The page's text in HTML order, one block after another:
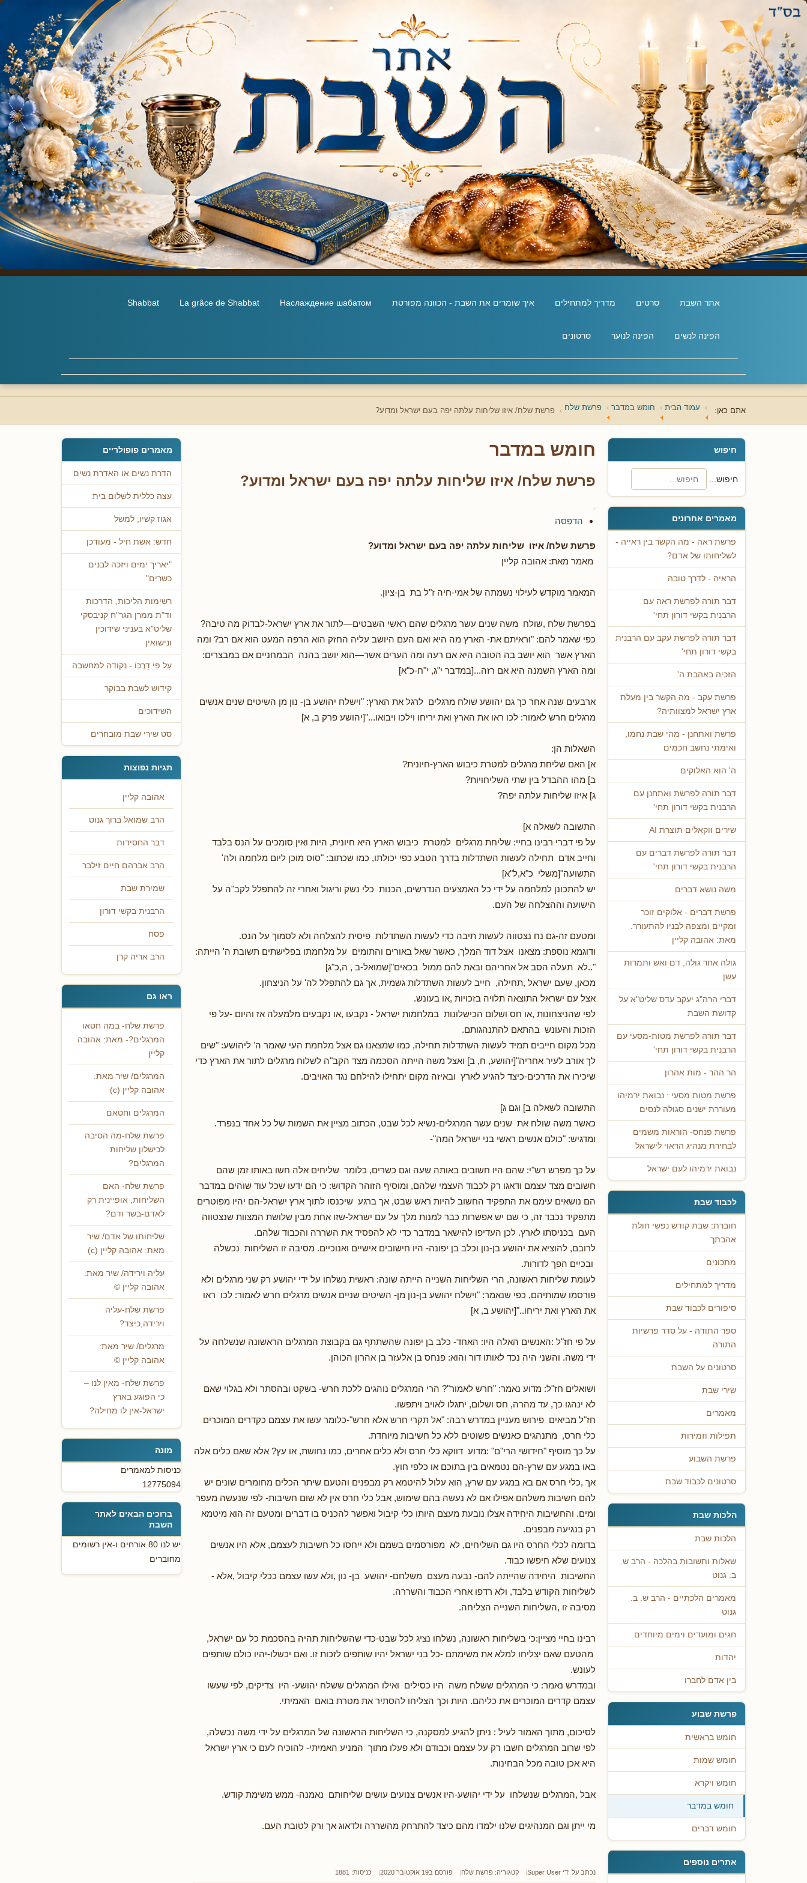
אתר השבת סרטים מדריך למתחילים איך שומרים את השבת - הכוונה מפורטת Наслаждение шабатом
La grâce de Shabbat
Shabbat
הפינה לנשים הפינה לנוער סרטונים
אתם כאן: עמוד הבית חומש במדבר פרשת שלח פרשת שלח/ איזו שליחות עלתה יפה בעם ישראל ומדוע?
חיפוש
חיפוש...
מאמרים אחרונים
פרשת ראה - מה הקשר בין ראייה -
לשליחותו של אדם?
הראיה - לדרך טובה
דבר תורה לפרשת ראה עם
הרבנית בקשי דורון תחי'
דבר תורה לפרשת עקב עם הרבנית
בקשי דורון תחי'
הזכיה באהבת ה'
פרשת עקב - מה הקשר בין מעלת
ארץ ישראל למצוותיה?
פרשת ואתחנן - מהי שבת נחמו,
ואימתי נחשב חכמים
ה' הוא האלוקים
דבר תורה לפרשת ואתחנן עם
הרבנית בקשי דורון תחי'
שירים ווקאלים תוצרת AI
דבר תורה לפרשת דברים עם
הרבנית בקשי דורון תחי'
משה נושא דברים
פרשת דברים - אלוקים זוכר
ומקיים ומצפה לבניו להתעורר.
מאת: אהובה קליין
גולה אחר גולה, דם ואש ותמרות
עשן
דברי הרה"ג יעקב עדס שליט"א על
קדושת השבת
דבר תורה לפרשת מטות-מסעי עם
הרבנית בקשי דורון תחי'
הר ההר - מות אהרון
פרשת מטות מסעי : נבואת ירמיהו
מעוררת ישנים סגולה לנסים
פרשת פנחס- הוראות משמים
לבחירת מנהיג הראוי לישראל
נבואת ירמיהו לעם ישראל
לכבוד שבת
חוברת: שבת קודש נפשי חולת
אהבתך
מתכונים
מדריך למתחילים
סיפורים לכבוד שבת
ספר התודה - על סדר פרשיות
התורה
סרטונים על השבת
שירי שבת
מאמרים
תפילות וזמירות
פרשת השבוע
סרטונים לכבוד שבת
הלכות שבת
הלכות שבת
שאלות ותשובות בהלכה - הרב ש.
ב. גנוט
מאמרים הלכתיים - הרב ש. ב.
גנוט
חגים ומועדים וימים מיוחדים
יהדות
בין אדם לחברו
פרשת שבוע
חומש בראשית
חומש שמות
חומש ויקרא
חומש במדבר
חומש דברים
אתרים נוספים
חומש במדבר
פרשת שלח/ איזו שליחות עלתה יפה בעם ישראל ומדוע?
הדפסה
פרשת שלח/ איזו שליחות עלתה יפה בעם ישראל ומדוע?
מאמר מאת: אהובה קליין
המאמר מוקדש לעילוי נשמתה של אמי-חיה ז"ל בת בן-ציון.
בפרשת שלח ,שולח משה שנים עשר מרגלים שהם ראשי השבטים—לתור את ארץ ישראל-לבדוק מה טיבה?
כפי שאמר להם: "וראיתם את- הארץ מה היא ואם העם היושב עליה החזק הוא הרפה המעט הוא אם רב? ומה
הארץ אשר הוא יושב בה הטובה היא אם רעה ומה הערים אשר—הוא יושב בהנה הבמחניים אם במבצרים:
ומה הארץ השמנה היא אם רזה...[במדבר י"ג, י"ח-כ"א]
ארבעים שנה אחר כך גם יהושע שולח מרגלים לרגל את הארץ: "וישלח יהושע בן- נון מן השיטים שנים אנשים
מרגלים חרש לאמור: לכו ראו את הארץ ואת יריחו וילכו ויבואו..."[יהושע פרק ב, א]
השאלות הן:
א] האם שליחת מרגלים למטרת כיבוש הארץ-חיונית?
ב] מהו ההבדל בין שתי השליחויות?
ג] איזו שליחות עלתה יפה?
התשובה לשאלה א]
על פי דברי רבינו בחיי: שליחת מרגלים למטרת כיבוש הארץ היא חיונית, היות ואין סומכים על הנס בלבד
וחייב אדם תחילה לעשות השתדלות בדרך הטבע כפי יכולתו, כמו שכתוב: "סוס מוכן ליום מלחמה ולה'
התשועה"[משלי כ"א,ל"א]
יש להתכונן למלחמה על ידי כל האמצעים הנדרשים, הכנות כלי נשק וריגול ואחרי זה להתפלל לקב"ה על
הישועה וההצלחה של העם.
ומטעם זה-גם נח נצטווה לעשות תיבה כדי לעשות השתדלות פיסית להצלחה ולא לסמוך על הנס.
ודוגמא נוספת: מצאנו אצל דוד המלך, כאשר שאל באורים והתומים על מלחמתו בפלישתים תשובת ה' הייתה:
"..לא תעלה הסב אל אחריהם ובאת להם ממול בכאים"[שמואל-ב , ה,כ"ג]
מכאן, שעם ישראל ,תחילה, חייב לעשות השתדלות גשמית, אך גם להתפלל לה' על הניצחון.
אצל עם ישראל התוצאה תלויה בזכויות ,או בעונש.
לפי שהניצחונות ,או חס ושלום הכישלונות במלחמות ישראל - נקבעו ,או נקבעים מלמעלה אז והיום -על פי
הזכות והעונש בהתאם להתנהגותם.
מכל מקום חייבים תמיד לעשות השתדלות תחילה, כמו שמצאנו גם אצל מלחמת העי שאמר ה' ליהושע: "שים
לך אורב לעיר אחריה"[יהושע, ח, ב] ואצל משה הייתה הסכמה מצד הקב"ה לשלוח מרגלים לתור את הארץ כדי
שיכירו את הדרכים-כיצד להגיע לארץ ובאיזה מקום יתחילו להילחם נגד האויבים.
התשובה לשאלה ב] וגם ג]
כאשר משה שולח את שנים עשר המרגלים-נשיא לכל שבט, הכתוב מציין את השמות של כל אחד בנפרד.
ומדגיש: "כולם אנשים ראשי בני ישראל המה"-
על כך מפרש רש"י: שהם היו חשובים באותה שעה וגם כשרים, כלומר שליחים אלה חשו באותו זמן שהם
חשובים מצד עצמם ודאגו רק לכבוד העצמי שלהם, ומוסיף הזוהר הקדוש: כי הם ידעו שכל עוד שוהים במדבר
הם נושאים עימם את התפקיד החשוב להיות ראש שבט, אך ברגע שיכנסו לתוך ארץ ישראל-הם יהיו מפוטרים
מתפקיד נכבד זה, כי שם יש אפשרות כבר למנות מלך על עם ישראל-שזו אחת מבין שלושת המצוות שנצטווה
העם בכניסתו לארץ. לכן העדיפו להישאר במדבר כדי לא להפסיד את השררה והכבוד שלהם.
לרובם, להוציא את יהושע בן-נון וכלב בן יפונה- היו חישובים אישיים ואנוכיים. מסיבה זו השליחות נכשלה
ובכיים הפך לדורות.
לעומת שליחות ראשונה, הרי השליחות השנייה הייתה שונה: ראשית נשלחו על ידי יהושע רק שני מרגלים ולא
פורסמו שמותיהם, כפי שנאמר: "וישלח יהושע בן-נון מן- השיטים שניים אנשים מרגלים חרש לאמור: לכו ראו
את הארץ ואת יריחו.."[יהושע ב, א]
על פי חז"ל :האנשים האלה היו: האחד- כלב בן יפונה שהשתתף גם בקבוצת המרגלים הראשונה שנשלחה על
ידי משה. והשני היה נכד לאותו דור והוא: פנחס בן אלעזר בן אהרון הכוהן.
ושואלים חז"ל: מדוע נאמר: "חרש לאמור"? הרי המרגלים נוהגים ללכת חרש- בשקט ובהסתר ולא בגלוי שאם
לא ינהגו כך, עד מהרה, חס ושלום, יתגלו לאויב ויתפשו.
חז"ל מביאים פירוש מעניין במדרש רבה: "אל תקרי חרש אלא חרש"-כלומר עשו את עצמם כקדרים המוכרים
כלי חרס, מתנהגים כאנשים פשוטים ללא כל חשיבות מיוחדת.
על כך מוסיף "חידושי הרי"ם" :מדוע דווקא כלי חרס ולא כלים אחרים, כמו נחושת, או עץ? אלא שאם כלים אלה
באו במגע עם שרץ-הם נטמאים בין בתוכם או כלפי חוץ.
אך ,כלי חרס אם בא במגע עם שרץ, הוא עלול להיטמא רק מבפנים והטעם שיתר הכלים מחומרים שונים יש
להם חשיבות משלהם אפילו אם לא נעשה בהם שימוש, אבל כלי חרס אין לא שום חשיבות- לפי שנעשה מעפר
ומים. והחשיבות היחידה אצלו נובעת מעצם היותו כלי קיבול ואפשר להכניס בו דברים ומטעם זה הוא מיטמא
רק בנגיעה מבפנים.
בדומה לכלי החרס היו גם השליחים, לא מפורסמים בשמם ולא ייחסו כל חשיבות לעצמם, אלא היו אנשים
צנועים שלא חיפשו כבוד.
החשיבות היחידה שהייתה להם- נבעה מעצם משלחם- יהושע בן- נון ,ולא עשו עצמם ככלי קיבול ,אלא -
לשליחות הקודש בלבד, ולא רדפו אחרי הכבוד והשררה.
מסיבה זו ,השליחות השנייה הצליחה.
רבינו בחיי מציין:כי בשליחות ראשונה, נשלחו נציג לכל שבט-כדי שהשליחות תהיה בהסכמת כל עם ישראל,
מהטעם שאם יצליחו למלא את משימתם -כל בני ישראל יהיו שותפים לזכות זו. ואם יכשלו-יהיו כולם שותפים
לעונש.
ובמדרש נאמר: כי המרגלים ששלח משה היו כסילים ואילו המרגלים ששלח יהושע- היו צדיקים, לפי שעשו
עצמם קדרים המוכרים את כליהם. היות וכך הצליחו להסתיר את מטרת בואם האמיתי.
לסיכום, מתוך האמור לעיל : ניתן להגיע למסקנה, כי השליחות הראשונה של המרגלים על ידי משה נכשלה,
לפי שרוב המרגלים חשבו רק על עצמם וכבודם ולא פעלו מתוך המניע האמיתי- להוכיח לעם כי ארץ ישראל
היא אכן טובה מכל הבחינות.
אבל ,המרגלים שנשלחו על ידי יהושע-היו אנשים צנועים עושים שליחותם נאמנה- ממש משימת קודש.
מי ייתן וגם המנהיגים שלנו ילמדו מהם כיצד להתרחק מהשררה ולדאוג אך ורק לטובת העם.
נכתב על ידי Super User קטגוריה: פרשת שלח פורסם ב19 אוקטובר 2020 כניסות: 1881
מאמרים פופולריים
הדרת נשים או האדרת נשים
עצה כללית לשלום בית
אגוז קשיו, למשל
חדש: אשת חיל - מעודכן
"יאריך ימים ויזכה לבנים
כשרים"
רשימות הליכות, הדרכות
וד"ת ממרן הגר"ח קניבסקי
שליט"א בעניני שידוכין
ונישואין
עַל פִּי דַרְכּוֹ - נקודה למחשבה
קידוש לשבת בבוקר
השידוכים
סט שירי שבת מובחרים
תגיות נפוצות
אהובה קליין
הרב שמואל ברוך גנוט
דבר החסידות
הרב אברהם חיים זילבר
שמירת שבת
הרבנית בקשי דורון
פסח
הרב אריה קרן
ראו גם
פרשת שלח- במה חטאו
המרגלים?- מאת: אהובה
קליין
המרגלים/ שיר מאת:
אהובה קליין (c)
המרגלים וחטאם
פרשת שלח-מה הסיבה
לכישלון שליחות
המרגלים?
פרשת שלח- האם
השליחות, אופיינית רק
לאדם-בשר ודם?
שליחותו של אדם/ שיר
מאת: אהובה קליין (c)
עליה וירידה/ שיר מאת:
אהובה קליין ©
פרשת שלח-עליה
וירידה,כיצד?
מרגלים/ שיר מאת:
אהובה קליין ©
פרשת שלח- מאין לנו –
כי הפוגע בארץ
ישראל-אין לו מחילה?
מונה
כניסות למאמרים
12775094
ברוכים הבאים לאתר
השבת
יש לנו 80 אורחים ו-אין רשומים
מחוברים